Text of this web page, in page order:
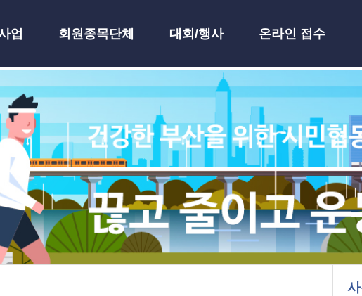
업 회원종목단체 대회/행사
온라인 접수